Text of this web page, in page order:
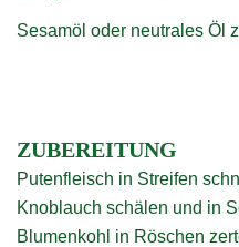
Sesamöl oder neutrales Öl
ZUBEREITUNG
Putenfleisch in Streifen
Knoblauch schälen und in
Blumenkohl in Röschen